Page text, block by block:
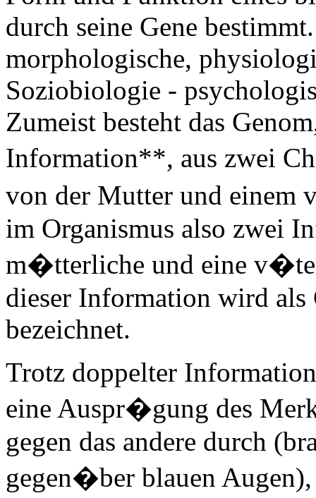
durch seine Gene
morphologische,
Soziobiologie -
Zumeist besteht das
Information**, aus zwei
von der Mutter und einem
im Organismus also zwei
m�tterliche und eine
dieser Information wird als
bezeichnet.
Trotz doppelter
eine Auspr�gung des
gegen das andere durch
gegen�ber blauen